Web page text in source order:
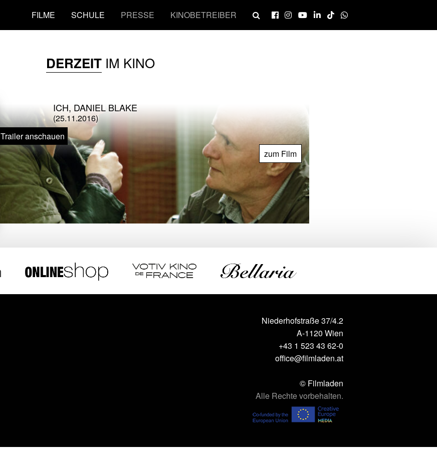
FILME SCHULE PRESSE KINOBETREIBER
DERZEITIM KINO
ICH, DANIEL BLAKE
(25.11.2016)
Trailer anschauen
zum Film
Niederhofstraße 37/4.2
A-1120 Wien
+43 1 523 43 62-0
office@filmladen.at
© Filmladen
Alle Rechte vorbehalten.